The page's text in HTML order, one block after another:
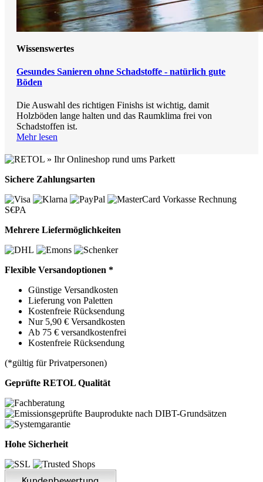
Wissenswertes
Gesundes Sanieren ohne Schadstoffe - natürlich gute
Böden
Die Auswahl des richtigen Finishs ist wichtig, damit
Holzböden lange halten und das Raumklima frei von
Schadstoffen ist.
Mehr lesen
Sichere Zahlungsarten
Vorkasse Rechnung
S€PA
Mehrere Liefermöglichkeiten
Flexible Versandoptionen *
Günstige Versandkosten
Lieferung von Paletten
Kostenfreie Rücksendung
Nur 5,90 € Versandkosten
Ab 75 € versandkostenfrei
Kostenfreie Rücksendung
(*gültig für Privatpersonen)
Geprüfte RETOL Qualität
Hohe Sicherheit